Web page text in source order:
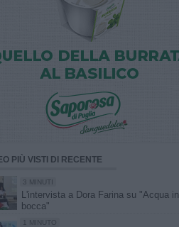
PIÙ VISTI DI RECENTE
3 MINUTI
L'intervista a Dora Farina su "Acqua in
bocca"
1 MINUTO